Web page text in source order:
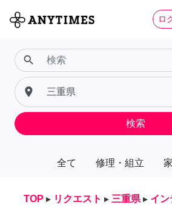
ロ
全て 修理・組立
search
place
検索
TOP ▸ リクエスト ▸ 三重県 ▸ イン